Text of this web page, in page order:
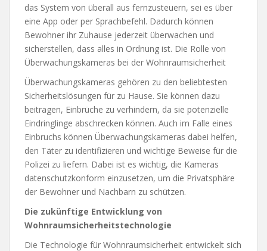
das System von überall aus fernzusteuern, sei es über
eine App oder per Sprachbefehl. Dadurch können
Bewohner ihr Zuhause jederzeit überwachen und
sicherstellen, dass alles in Ordnung ist. Die Rolle von
Überwachungskameras bei der Wohnraumsicherheit
Überwachungskameras gehören zu den beliebtesten
Sicherheitslösungen für zu Hause. Sie können dazu
beitragen, Einbrüche zu verhindern, da sie potenzielle
Eindringlinge abschrecken können. Auch im Falle eines
Einbruchs können Überwachungskameras dabei helfen,
den Täter zu identifizieren und wichtige Beweise für die
Polizei zu liefern. Dabei ist es wichtig, die Kameras
datenschutzkonform einzusetzen, um die Privatsphäre
der Bewohner und Nachbarn zu schützen.
Die zukünftige Entwicklung von
Wohnraumsicherheitstechnologie
Die Technologie für Wohnraumsicherheit entwickelt sich